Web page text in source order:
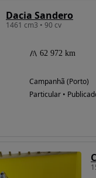
Dacia Sandero
1461 cm3 • 90 cv
62 972 km
Campanhã (Porto)
Particular •